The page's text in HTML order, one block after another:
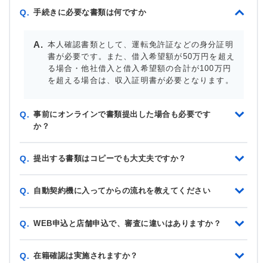
Q. 手続きに必要な書類は何ですか
本人確認書類として、運転免許証などの身分証明
書が必要です。また、借入希望額が50万円を超え
る場合・他社借入と借入希望額の合計が100万円
を超える場合は、収入証明書が必要となります。
Q. 事前にオンラインで書類提出した場合も必要です
か？
Q. 提出する書類はコピーでも大丈夫ですか？
Q. 自動契約機に入ってからの流れを教えてください
Q. WEB申込と店舗申込で、審査に違いはありますか？
Q. 在籍確認は実施されますか？